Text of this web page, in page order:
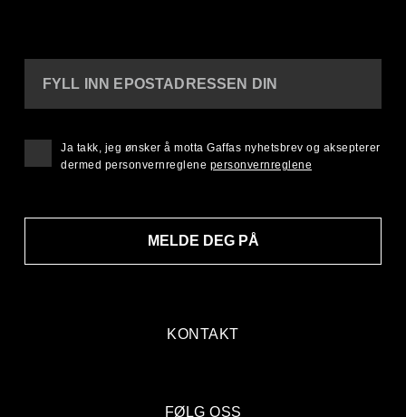
KONTAKT
FYLL INN EPOSTADRESSEN DIN
MELDE DEG PÅ
Ja takk, jeg ønsker å motta Gaffas nyhetsbrev og aksepterer
dermed personvernreglene personvernreglene
FØLG OSS